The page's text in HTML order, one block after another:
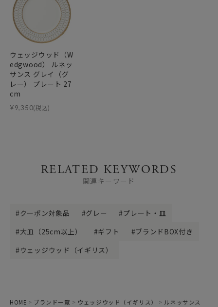
ウェッジウッド（W
edgwood） ルネッ
サンス グレイ（グ
レー） プレート 27
cm
¥9,350(税込)
RELATED KEYWORDS
関連キーワード
クーポン対象品 グレー
プレート・皿
大皿（25cm以上）
ギフト
ブランドBOX付き
ウェッジウッド（イギリス）
HOME ブランド一覧 ウェッジウッド（イギリス）
ルネッサンス